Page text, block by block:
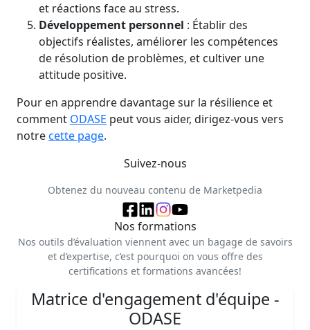
et réactions face au stress.
Développement personnel : Établir des
objectifs réalistes, améliorer les compétences
de résolution de problèmes, et cultiver une
attitude positive.
Pour en apprendre davantage sur la résilience et
comment ODASE peut vous aider, dirigez-vous vers
notrecette page.
Suivez-nous
Obtenez du nouveau contenu de Marketpedia
Nos formations
Nos outils d’évaluation viennent avec un bagage de savoirs
et d’expertise, c’est pourquoi on vous offre des
certifications et formations avancées!
Matrice d'engagement d'équipe -
ODASE